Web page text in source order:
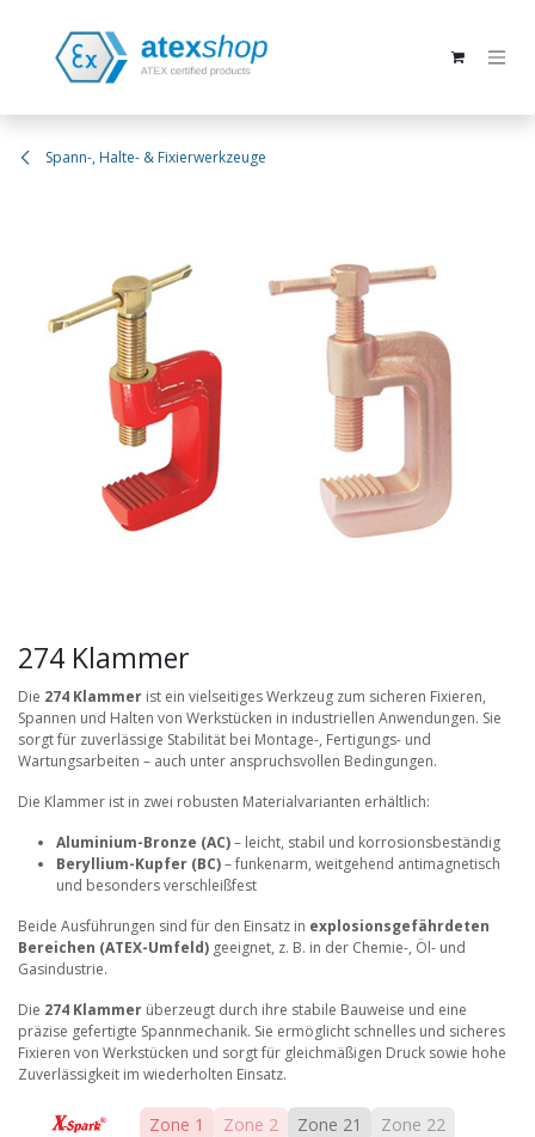
Spann-, Halte- & Fixierwerkzeuge
274 Klammer
Die 274 Klammer ist ein vielseitiges Werkzeug zum sicheren Fixieren,
Spannen und Halten von Werkstücken in industriellen Anwendungen. Sie
sorgt für zuverlässige Stabilität bei Montage-, Fertigungs- und
Wartungsarbeiten – auch unter anspruchsvollen Bedingungen.
Die Klammer ist in zwei robusten Materialvarianten erhältlich:
Aluminium-Bronze (AC)– leicht, stabil und korrosionsbeständig
Beryllium-Kupfer (BC)– funkenarm, weitgehend antimagnetisch
und besonders verschleißfest
Beide Ausführungen sind für den Einsatz in explosionsgefährdeten
Bereichen (ATEX-Umfeld) geeignet, z. B. in der Chemie-, Öl- und
Gasindustrie.
Die 274 Klammer überzeugt durch ihre stabile Bauweise und eine
präzise gefertigte Spannmechanik. Sie ermöglicht schnelles und sicheres
Fixieren von Werkstücken und sorgt für gleichmäßigen Druck sowie hohe
Zuverlässigkeit im wiederholten Einsatz.
Zone 1 Zone 2 Zone 21 Zone 22